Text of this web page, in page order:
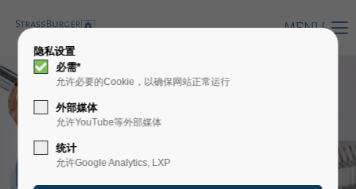
MENU
隐私设置
必需*
允许必要的Cookie，以确保网站正常运行
外部媒体
允许YouTube等外部媒体
统计
允许Google Analytics, LXP